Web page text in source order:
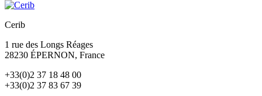
Cerib
1 rue des Longs Réages
28230 ÉPERNON, France
+33(0)2 37 18 48 00
+33(0)2 37 83 67 39